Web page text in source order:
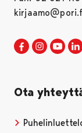
Porin
Avautuu
Porin
Ota